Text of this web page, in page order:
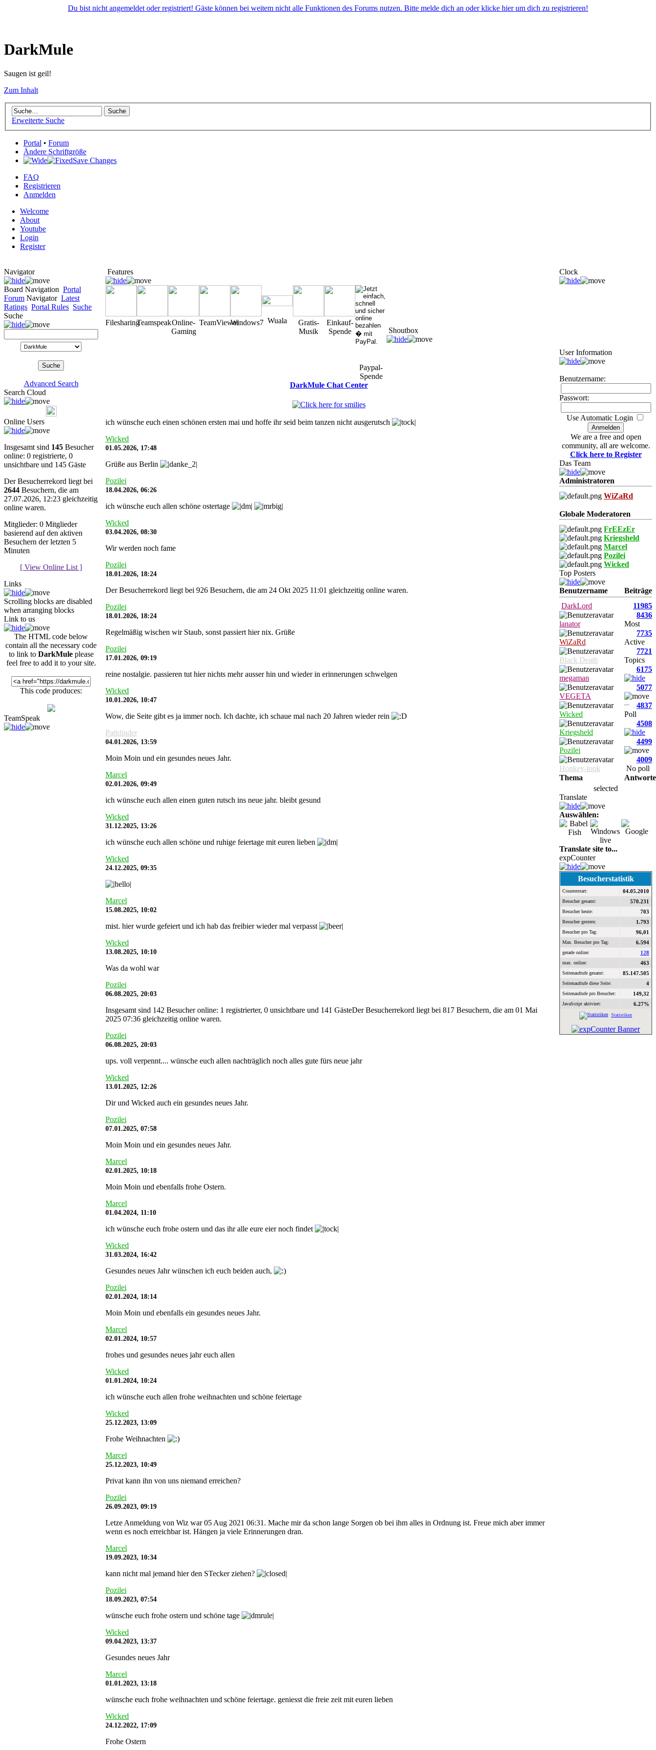
Du bist nicht angemeldet oder registriert! Gäste können bei weitem nicht alle Funktionen des Forums nutzen. Bitte melde dich an oder klicke hier um dich zu registrieren!
DarkMule
Saugen ist geil!
Zum Inhalt
Erweiterte Suche
Portal • Forum
Ändere Schriftgröße
Save Changes
FAQ
Registrieren
Anmelden
Welcome
About
Youtube
Login
Register
Navigator
Board Navigation Portal
Forum Navigator Latest
Ratings Portal Rules Suche
Suche
Advanced Search
Search Cloud
Online Users
Insgesamt sind 145 Besucher
online: 0 registrierte, 0
unsichtbare und 145 Gäste
Der Besucherrekord liegt bei
2644 Besuchern, die am
27.07.2026, 12:23 gleichzeitig
online waren.
Mitglieder: 0 Mitglieder
basierend auf den aktiven
Besuchern der letzten 5
Minuten
[ View Online List ]
Links
Scrolling blocks are disabled
when arranging blocks
Link to us
The HTML code below
contain all the necessary code
to link to DarkMuleplease
feel free to add it to your site.
This code produces:
TeamSpeak
Features
FilesharingTeamspeakOnline-
Gaming
TeamViewerWindows7 Wuala
Gratis-
Musik
Einkauf-
Spende
Paypal-
Spende
Shoutbox
DarkMule Chat Center
ich wünsche euch einen schönen ersten mai und hoffe ihr seid beim tanzen nicht ausgerutsch
Wicked
01.05.2026, 17:48
Grüße aus Berlin
Pozilei
18.04.2026, 06:26
ich wünsche euch allen schöne ostertage
Wicked
03.04.2026, 08:30
Wir werden noch fame
Pozilei
18.01.2026, 18:24
Der Besucherrekord liegt bei 926 Besuchern, die am 24 Okt 2025 11:01 gleichzeitig online waren.
Pozilei
18.01.2026, 18:24
Regelmäßig wischen wir Staub, sonst passiert hier nix. Grüße
Pozilei
17.01.2026, 09:19
reine nostalgie. passieren tut hier nichts mehr ausser hin und wieder in erinnerungen schwelgen
Wicked
10.01.2026, 10:47
Wow, die Seite gibt es ja immer noch. Ich dachte, ich schaue mal nach 20 Jahren wieder rein
Pathfinder
04.01.2026, 13:59
Moin Moin und ein gesundes neues Jahr.
Marcel
02.01.2026, 09:49
ich wünsche euch allen einen guten rutsch ins neue jahr. bleibt gesund
Wicked
31.12.2025, 13:26
ich wünsche euch allen schöne und ruhige feiertage mit euren lieben
Wicked
24.12.2025, 09:35
Marcel
15.08.2025, 10:02
mist. hier wurde gefeiert und ich hab das freibier wieder mal verpasst
Wicked
13.08.2025, 10:10
Was da wohl war
Pozilei
06.08.2025, 20:03
Insgesamt sind 142 Besucher online: 1 registrierter, 0 unsichtbare und 141 GästeDer Besucherrekord liegt bei 817 Besuchern, die am 01 Mai
2025 07:36 gleichzeitig online waren.
Pozilei
06.08.2025, 20:03
ups. voll verpennt.... wünsche euch allen nachträglich noch alles gute fürs neue jahr
Wicked
13.01.2025, 12:26
Dir und Wicked auch ein gesundes neues Jahr.
Pozilei
07.01.2025, 07:58
Moin Moin und ein gesundes neues Jahr.
Marcel
02.01.2025, 10:18
Moin Moin und ebenfalls frohe Ostern.
Marcel
01.04.2024, 11:10
ich wünsche euch frohe ostern und das ihr alle eure eier noch findet
Wicked
31.03.2024, 16:42
Gesundes neues Jahr wünschen ich euch beiden auch,
Pozilei
02.01.2024, 18:14
Moin Moin und ebenfalls ein gesundes neues Jahr.
Marcel
02.01.2024, 10:57
frohes und gesundes neues jahr euch allen
Wicked
01.01.2024, 10:24
ich wünsche euch allen frohe weihnachten und schöne feiertage
Wicked
25.12.2023, 13:09
Frohe Weihnachten
Marcel
25.12.2023, 10:49
Privat kann ihn von uns niemand erreichen?
Pozilei
26.09.2023, 09:19
Letze Anmeldung von Wiz war 05 Aug 2021 06:31. Mache mir da schon lange Sorgen ob bei ihm alles in Ordnung ist. Freue mich aber immer
wenn es noch erreichbar ist. Hängen ja viele Erinnerungen dran.
Marcel
19.09.2023, 10:34
kann nicht mal jemand hier den STecker ziehen?
Pozilei
18.09.2023, 07:54
wünsche euch frohe ostern und schöne tage
Wicked
09.04.2023, 13:37
Gesundes neues Jahr
Marcel
01.01.2023, 13:18
wünsche euch frohe weihnachten und schöne feiertage. geniesst die freie zeit mit euren lieben
Wicked
24.12.2022, 17:09
Frohe Ostern
Clock
User Information
Benutzername:
Passwort:
Use Automatic Login
We are a free and open
community, all are welcome.
Click here to Register
Das Team
Administratoren
WiZaRd
Globale Moderatoren
FrEEzEr
Kriegsheld
Marcel
Pozilei
Wicked
Top Posters
Benutzername
Beiträge
DarkLord
11985
lanator
8436
WiZaRd
7735
Black Death
7721
megaman
6175
VEGETA
5077
Wicked
4837
Kriegsheld
4508
Pozilei
4499
Honkey-tonk
4009
Most
Active
Topics
Thema
Poll
No poll
selected
Translate
Auswählen:
Translate site to...
expCounter
Besucherstatistik
Counterstart: 04.05.2010
Besucher gesamt: 570.231
Besucher heute: 703
Besucher gestern: 1.793
Besucher pro Tag: 96,01
Max. Besucher pro Tag: 6.594
gerade online: 128
max. online: 463
Seitenaufrufe gesamt: 85.147.505
Seitenaufrufe diese Seite: 4
Seitenaufrufe pro Besucher: 149,32
JavaScript aktiviert: 6.27%
Statistiken